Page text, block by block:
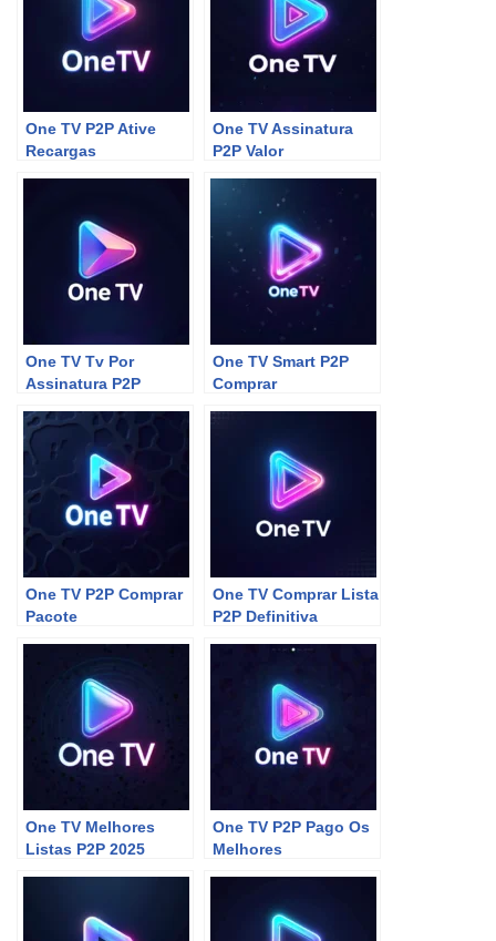
One TV P2P Ative
Recargas
One TV Assinatura
P2P Valor
One TV Tv Por
Assinatura P2P
One TV Smart P2P
Comprar
One TV P2P Comprar
Pacote
One TV Comprar Lista
P2P Definitiva
One TV Melhores
Listas P2P 2025
One TV P2P Pago Os
Melhores